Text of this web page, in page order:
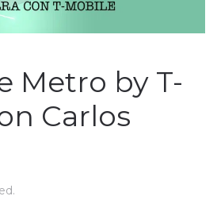
Metro by T-
Carlos
.